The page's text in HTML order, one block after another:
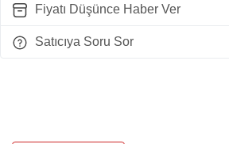
Fiyatı Düşünce Haber Ver
Satıcıya Soru Sor